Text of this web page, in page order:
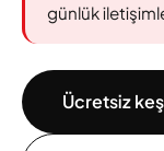
günlük
Ücretsiz